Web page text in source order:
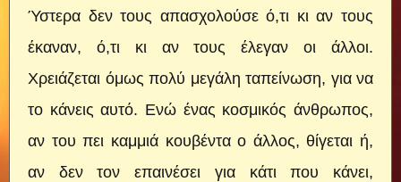
Ύστερα δεν τους απασχολούσε ό,τι κι αν τους
έκαναν, ό,τι κι αν τους έλεγαν οι άλλοι.
Χρειάζεται όμως πολύ μεγάλη ταπείνωση, για να
το κάνεις αυτό. Ενώ ένας κοσμικός άνθρωπος,
αν του πει καμμιά κουβέντα ο άλλος, θίγεται ή,
αν δεν τον επαινέσει για κάτι που κάνει,